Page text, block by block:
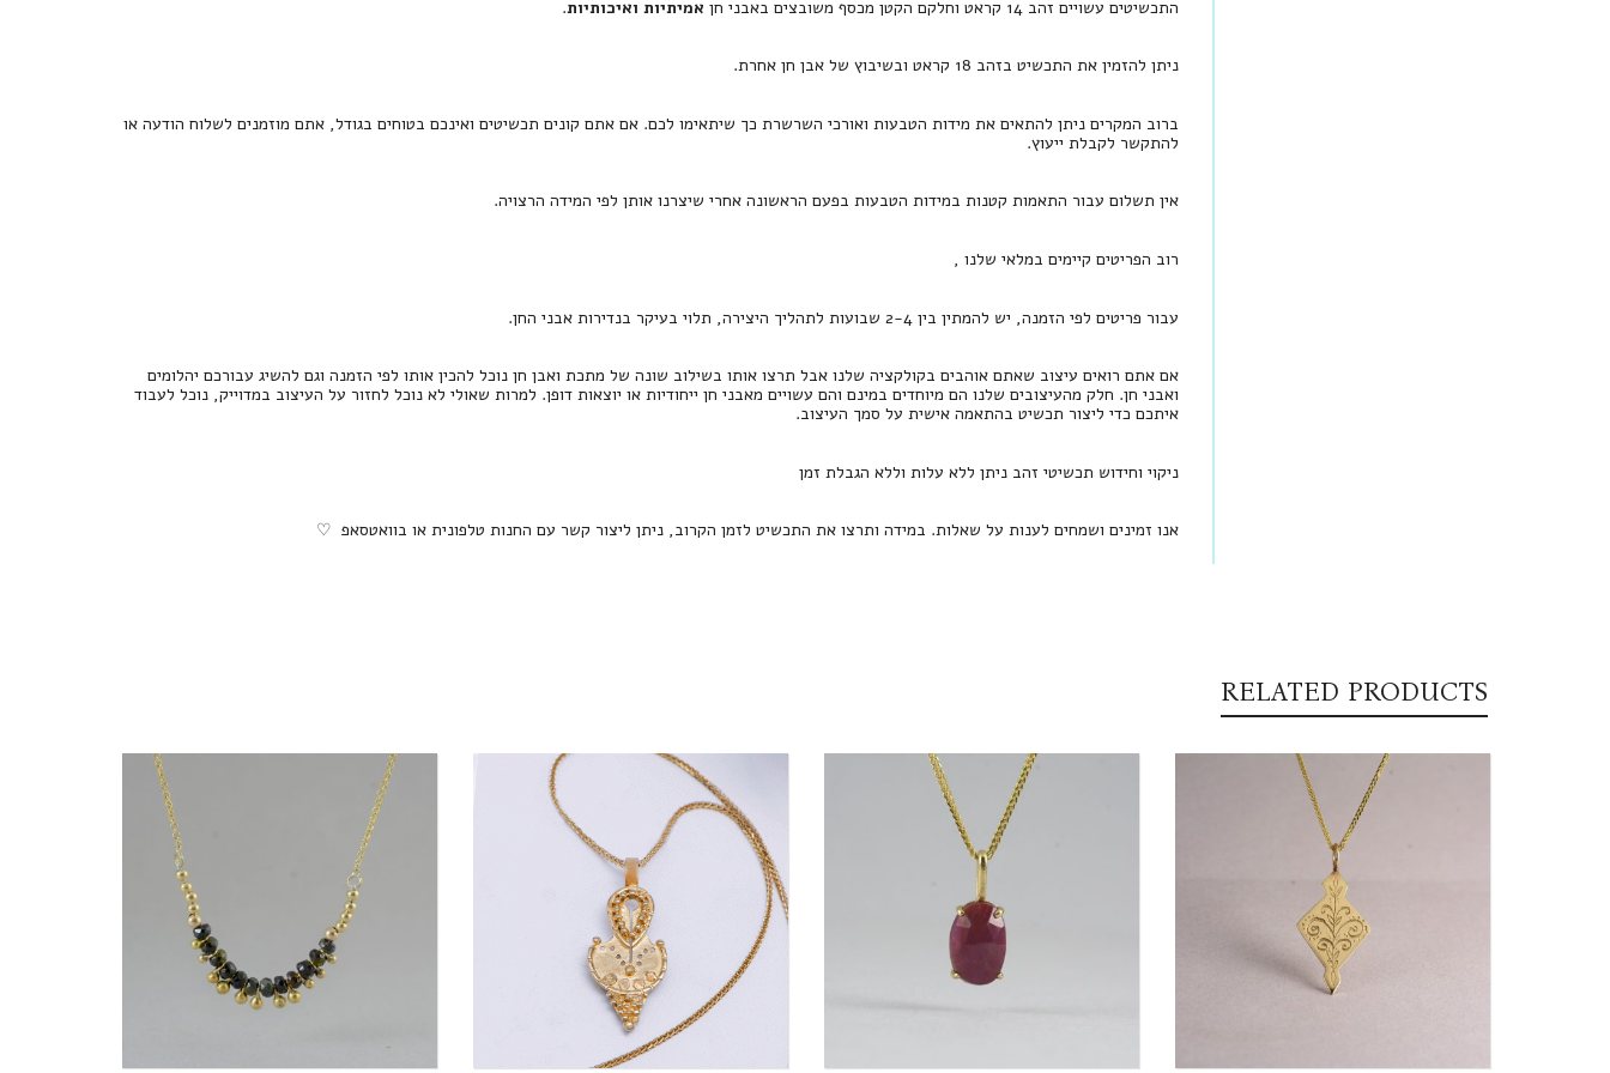
התכשיטים עשויים זהב 14 קראט וחלקם הקטן מכסף משובצים באבני חן אמיתיות ואיכותיות.
ניתן להזמין את התכשיט בזהב 18 קראט ובשיבוץ של אבן חן אחרת.
ברוב המקרים ניתן להתאים את מידות הטבעות ואורכי השרשרת כך שיתאימו לכם. אם אתם קונים תכשיטים ואינכם בטוחים בגודל, אתם מוזמנים לשלוח הודעה או
להתקשר לקבלת ייעוץ.
אין תשלום עבור התאמות קטנות במידות הטבעות בפעם הראשונה אחרי שיצרנו אותן לפי המידה הרצויה.
רוב הפריטים קיימים במלאי שלנו ,
עבור פריטים לפי הזמנה, יש להמתין בין 2-4 שבועות לתהליך היצירה, תלוי בעיקר בנדירות אבני החן.
אם אתם רואים עיצוב שאתם אוהבים בקולקציה שלנו אבל תרצו אותו בשילוב שונה של מתכת ואבן חן נוכל להכין אותו לפי הזמנה וגם להשיג עבורכם יהלומים
ואבני חן. חלק מהעיצובים שלנו הם מיוחדים במינם והם עשויים מאבני חן ייחודיות או יוצאות דופן. למרות שאולי לא נוכל לחזור על העיצוב במדוייק, נוכל לעבוד
איתכם כדי ליצור תכשיט בהתאמה אישית על סמך העיצוב.
ניקוי וחידוש תכשיטי זהב ניתן ללא עלות וללא הגבלת זמן
אנו זמינים ושמחים לענות על שאלות. במידה ותרצו את התכשיט לזמן הקרוב, ניתן ליצור קשר עם החנות טלפונית או בוואטסאפ ♡
RELATED PRODUCTS